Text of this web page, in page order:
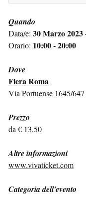
Quando
Data/e: 30 Marzo
Orario: 10:00 - 20:00
Dove
Fiera Roma
Via Portuense 1645/
Prezzo
da € 13,50
Altre informazioni
www.vivaticket.com
Categoria dell'evento